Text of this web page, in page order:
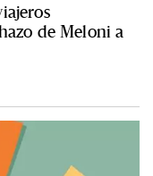
de Meloni a